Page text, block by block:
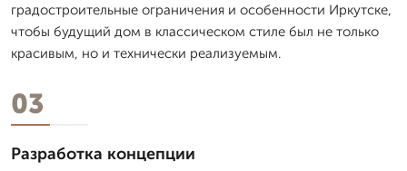
градостроительные ограничения и особенности Иркутске,
чтобы будущий дом в классическом стиле был не только
красивым, но и технически реализуемым.
03
Разработка концепции